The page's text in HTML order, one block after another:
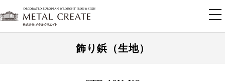
飾り鋲（生地）